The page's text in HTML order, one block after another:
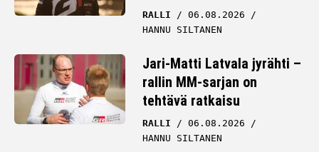
RALLI
06.08.2026
HANNU SILTANEN
Jari-Matti Latvala jyrähti –
rallin MM-sarjan on
tehtävä ratkaisu
RALLI
06.08.2026
HANNU SILTANEN